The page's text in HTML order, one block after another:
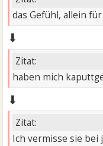
das Gefühl, allein
⬇
Zitat:
haben mich
⬇
Zitat:
Ich vermisse sie bei